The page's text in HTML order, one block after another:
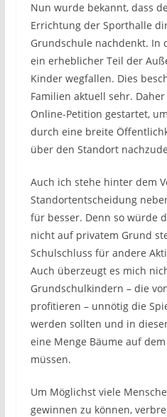
Nun wurde bekannt, dass
Errichtung der Sporthalle
Grundschule nachdenkt. In
ein erheblicher Teil der
Kinder wegfallen. Dies
Familien aktuell sehr.
Online-Petition gestartet,
durch eine breite
über den Standort
Auch ich stehe hinter dem
Standortentscheidung
für besser. Denn so würde
nicht auf privatem Grund
Schulschluss für andere
Auch überzeugt es mich
Grundschulkindern – die
profitieren – unnötig die
werden sollten und in
eine Menge Bäume auf
müssen.
Um Möglichst viele
gewinnen zu können,